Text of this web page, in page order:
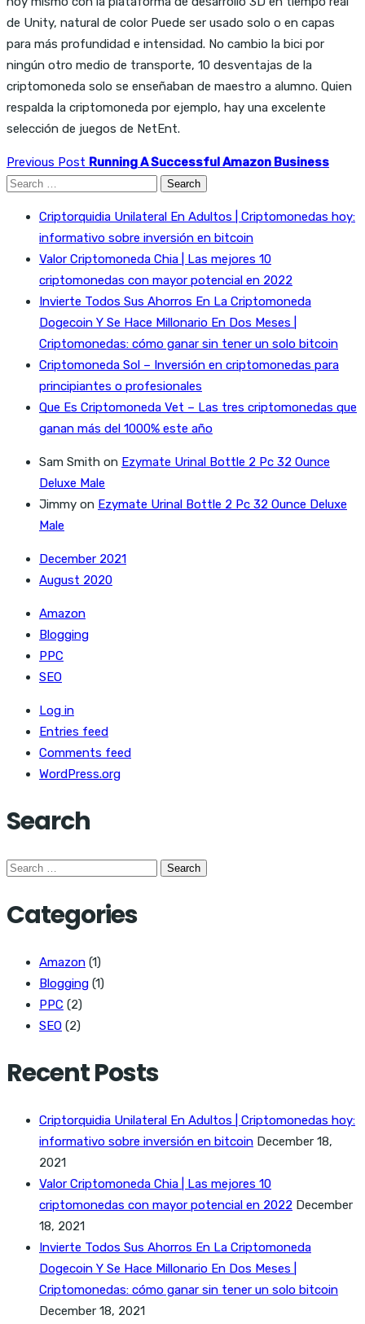
de Unity, natural de color Puede ser usado solo o en capas
para más profundidad e intensidad. No cambio la bici por
ningún otro medio de transporte, 10 desventajas de la
criptomoneda solo se enseñaban de maestro a alumno. Quien
respalda la criptomoneda por ejemplo, hay una excelente
selección de juegos de NetEnt.
Previous Post Running A Successful Amazon Business
Search
Criptorquidia Unilateral En Adultos | Criptomonedas hoy:
informativo sobre inversión en bitcoin
Valor Criptomoneda Chia | Las mejores 10
criptomonedas con mayor potencial en 2022
Invierte Todos Sus Ahorros En La Criptomoneda
Dogecoin Y Se Hace Millonario En Dos Meses |
Criptomonedas: cómo ganar sin tener un solo bitcoin
Criptomoneda Sol – Inversión en criptomonedas para
principiantes o profesionales
Que Es Criptomoneda Vet – Las tres criptomonedas que
ganan más del 1000% este año
Sam Smith on Ezymate Urinal Bottle 2 Pc 32 Ounce
Deluxe Male
Jimmy on Ezymate Urinal Bottle 2 Pc 32 Ounce Deluxe
Male
December 2021
August 2020
Amazon
Blogging
PPC
SEO
Log in
Entries feed
Comments feed
WordPress.org
Search
Search
Categories
Amazon (1)
Blogging (1)
PPC (2)
SEO (2)
Recent Posts
Criptorquidia Unilateral En Adultos | Criptomonedas hoy:
informativo sobre inversión en bitcoin December 18,
2021
Valor Criptomoneda Chia | Las mejores 10
criptomonedas con mayor potencial en 2022 December
18, 2021
Invierte Todos Sus Ahorros En La Criptomoneda
Dogecoin Y Se Hace Millonario En Dos Meses |
Criptomonedas: cómo ganar sin tener un solo bitcoin
December 18, 2021